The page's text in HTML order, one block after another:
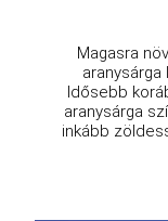
Magasra
Idősebb
aranysárga
inkább